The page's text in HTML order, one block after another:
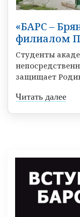
«БАРС –
филиалом
Студенты
защищает
Читать далее